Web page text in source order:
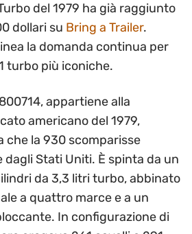
del 1979 ha già raggiunto
dollari su Bring a Trailer.
la domanda continua per
turbo più iconiche.
appartiene alla
americano del 1979,
che la 930 scomparisse
Stati Uniti. È spinta da un
da 3,3 litri turbo, abbinato
a quattro marce e a un
In configurazione di